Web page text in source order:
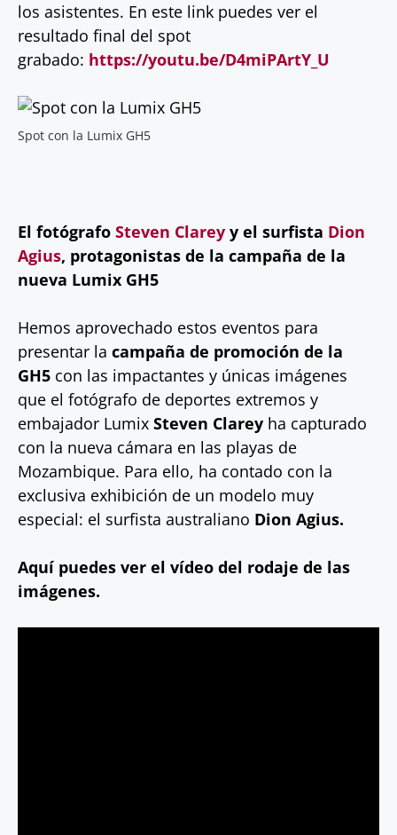
los asistentes. En este link puedes ver el
resultado final del spot
grabado: https://youtu.be/D4miPArtY_U
Spot con la Lumix GH5
El fotógrafo Steven Clarey y el surfista Dion
Agius, protagonistas de la campaña de la
nueva Lumix GH5
Hemos aprovechado estos eventos para
presentar la campaña de promoción de la
GH5 con las impactantes y únicas imágenes
que el fotógrafo de deportes extremos y
embajador Lumix Steven Clarey ha capturado
con la nueva cámara en las playas de
Mozambique. Para ello, ha contado con la
exclusiva exhibición de un modelo muy
especial: el surfista australiano Dion Agius.
Aquí puedes ver el vídeo del rodaje de las
imágenes.